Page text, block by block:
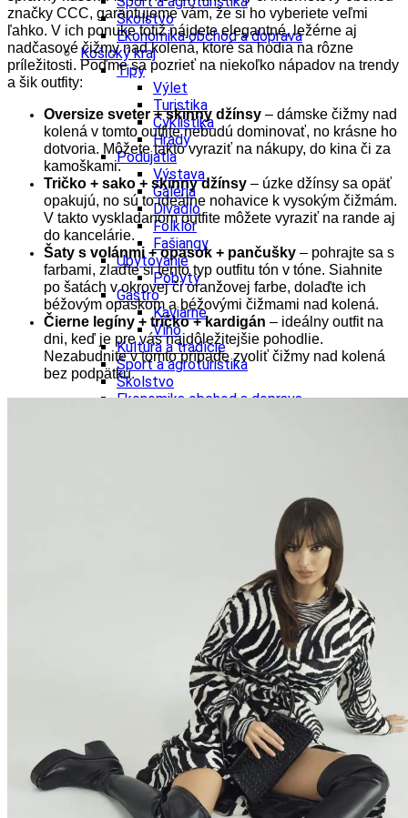
Školstvo
Ekonomika obchod a doprava
Košický kraj
Tipy
Výlet
Turistika
Cyklistika
Hrady
Podujatia
Výstava
Galéria
Divadlo
Folklór
Fašiangy
Ubytovanie
Pobyty
Gastro
Kaviarne
Víno
Kultúra a tradície
Šport a agroturistika
Školstvo
Ekonomika obchod a doprava
Kaviarne
Kultúra a tradície
Šport a agroturistika
Ekonomika obchod a doprava
značky CCC, garantujeme vám, že si ho vyberiete veľmi
ľahko. V ich ponuke totiž nájdete elegantné, ležérne aj
nadčasové čižmy nad kolená, ktoré sa hodia na rôzne
príležitosti. Poďme sa pozrieť na niekoľko nápadov na trendy
a šik outfity:
Oversize sveter + skinny džínsy – dámske čižmy nad
kolená v tomto outfite nebudú dominovať, no krásne ho
dotvoria. Môžete takto vyraziť na nákupy, do kina či za
kamoškami.
Tričko + sako + skinny džínsy – úzke džínsy sa opäť
opakujú, no sú to ideálne nohavice k vysokým čižmám.
V takto vyskladanom outfite môžete vyraziť na rande aj
do kancelárie.
Šaty s volánmi + opasok + pančušky – pohrajte sa s
farbami, zlaďte si tento typ outfitu tón v tóne. Siahnite
po šatách v okrovej či oranžovej farbe, dolaďte ich
béžovým opaskom a béžovými čižmami nad kolená.
Čierne legíny + tričko + kardigán – ideálny outfit na
dni, keď je pre vás najdôležitejšie pohodlie.
Nezabudnite v tomto prípade zvoliť čižmy nad kolená
bez podpätku.